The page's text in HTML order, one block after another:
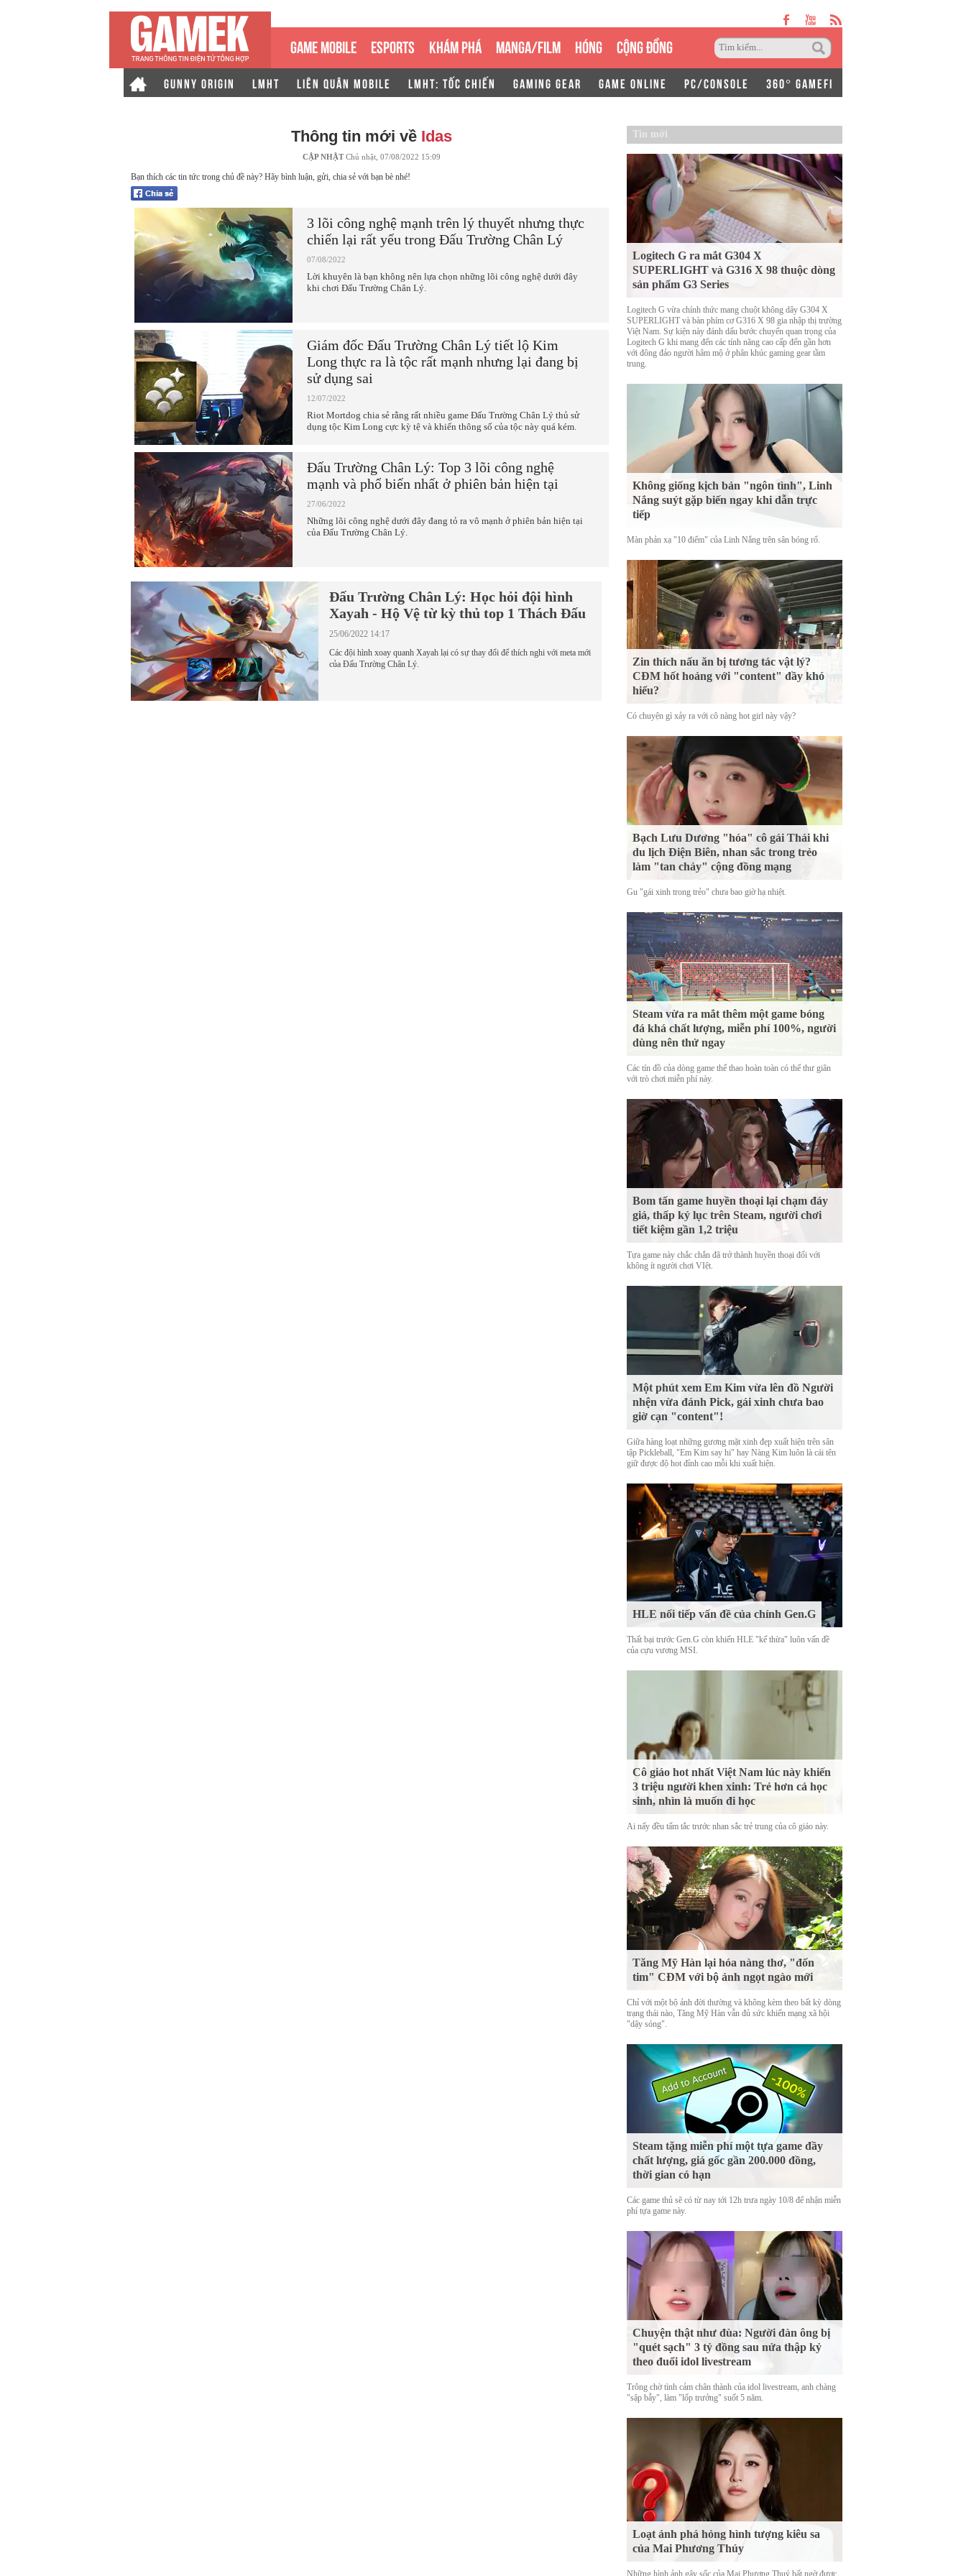
GAME MOBILE ESPORTS KHÁM PHÁ MANGA/FILM HÓNG CỘNG ĐỒNG
GUNNY ORIGIN LMHT LIÊN QUÂN MOBILE LMHT: TỐC CHIẾN GAMING GEAR GAME ONLINE PC/CONSOLE 360° GAMEFI
Thông tin mới về Idas
CẬP NHẬTChủ nhật, 07/08/2022 15:09
Bạn thích các tin tức trong chủ đề này? Hãy bình luận, gửi, chia sẻ với bạn bè nhé!
3 lõi công nghệ mạnh trên lý thuyết nhưng thực
chiến lại rất yếu trong Đấu Trường Chân Lý
07/08/2022
Lời khuyên là bạn không nên lựa chọn những lõi công nghệ dưới đây
khi chơi Đấu Trường Chân Lý.
Giám đốc Đấu Trường Chân Lý tiết lộ Kim
Long thực ra là tộc rất mạnh nhưng lại đang bị
sử dụng sai
12/07/2022
Riot Mortdog chia sẻ rằng rất nhiều game Đấu Trường Chân Lý thủ sử
dụng tộc Kim Long cực kỳ tệ và khiến thông số của tộc này quá kém.
Đấu Trường Chân Lý: Top 3 lõi công nghệ
mạnh và phổ biến nhất ở phiên bản hiện tại
27/06/2022
Những lõi công nghệ dưới đây đang tỏ ra vô mạnh ở phiên bản hiện tại
của Đấu Trường Chân Lý.
Đấu Trường Chân Lý: Học hỏi đội hình
Xayah - Hộ Vệ từ kỳ thủ top 1 Thách Đấu
25/06/2022 14:17
Các đội hình xoay quanh Xayah lại có sự thay đổi để thích nghi với meta mới
của Đấu Trường Chân Lý.
Tin mới
Logitech G ra mắt G304 X
SUPERLIGHT và G316 X 98 thuộc dòng
sản phẩm G3 Series
Logitech G vừa chính thức mang chuột không dây G304 X
SUPERLIGHT và bàn phím cơ G316 X 98 gia nhập thị trường
Việt Nam. Sự kiện này đánh dấu bước chuyển quan trọng của
Logitech G khi mang đến các tính năng cao cấp đến gần hơn
với đông đảo người hâm mộ ở phân khúc gaming gear tầm
trung.
Không giống kịch bản "ngôn tình", Linh
Nắng suýt gặp biến ngay khi dẫn trực
tiếp
Màn phản xạ "10 điểm" của Linh Nắng trên sân bóng rổ.
Zin thích nấu ăn bị tương tác vật lý?
CĐM hốt hoảng với "content" đầy khó
hiểu?
Có chuyện gì xảy ra với cô nàng hot girl này vậy?
Bạch Lưu Dương "hóa" cô gái Thái khi
du lịch Điện Biên, nhan sắc trong trẻo
làm "tan chảy" cộng đồng mạng
Gu "gái xinh trong trẻo" chưa bao giờ hạ nhiệt.
Steam vừa ra mắt thêm một game bóng
đá khá chất lượng, miễn phí 100%, người
dùng nên thử ngay
Các tín đồ của dòng game thể thao hoàn toàn có thể thư giãn
với trò chơi miễn phí này.
Bom tấn game huyền thoại lại chạm đáy
giá, thấp kỷ lục trên Steam, người chơi
tiết kiệm gần 1,2 triệu
Tựa game này chắc chắn đã trở thành huyền thoại đối với
không ít người chơi VIệt.
Một phút xem Em Kim vừa lên đồ Người
nhện vừa đánh Pick, gái xinh chưa bao
giờ cạn "content"!
Giữa hàng loạt những gương mặt xinh đẹp xuất hiện trên sân
tập Pickleball, "Em Kim say hi" hay Nàng Kim luôn là cái tên
giữ được độ hot đỉnh cao mỗi khi xuất hiện.
HLE nối tiếp vấn đề của chính Gen.G
Thất bại trước Gen.G còn khiến HLE "kế thừa" luôn vấn đề
của cựu vương MSI.
Cô giáo hot nhất Việt Nam lúc này khiến
3 triệu người khen xinh: Trẻ hơn cả học
sinh, nhìn là muốn đi học
Ai nấy đều tấm tắc trước nhan sắc trẻ trung của cô giáo này.
Tăng Mỹ Hàn lại hóa nàng thơ, "đốn
tim" CĐM với bộ ảnh ngọt ngào mới
Chỉ với một bộ ảnh đời thường và không kèm theo bất kỳ dòng
trạng thái nào, Tăng Mỹ Hàn vẫn đủ sức khiến mạng xã hội
"dậy sóng".
Steam tặng miễn phí một tựa game đầy
chất lượng, giá gốc gần 200.000 đồng,
thời gian có hạn
Các game thủ sẽ có từ nay tới 12h trưa ngày 10/8 để nhận miễn
phí tựa game này.
Chuyện thật như đùa: Người đàn ông bị
"quét sạch" 3 tỷ đồng sau nửa thập kỷ
theo đuổi idol livestream
Trông chờ tình cảm chân thành của idol livestream, anh chàng
"sập bẫy", làm "lốp trưởng" suốt 5 năm.
Loạt ảnh phá hỏng hình tượng kiêu sa
của Mai Phương Thúy
Những hình ảnh gây sốc của Mai Phương Thuý bất ngờ được